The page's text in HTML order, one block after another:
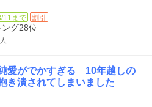
11まで 割引
グ28位
愛がでかすぎる 10年越しの
き潰されてしまいました